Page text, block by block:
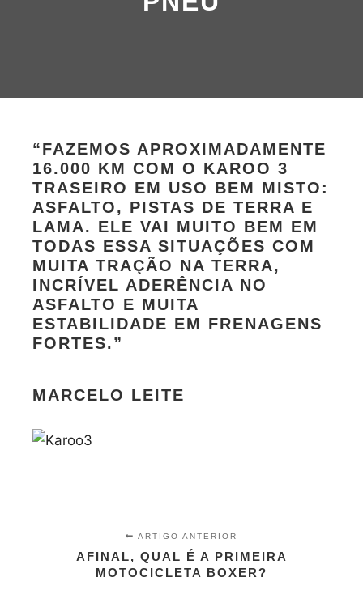
“FAZEMOS APROXIMADAMENTE
16.000 KM COM O KAROO 3
TRASEIRO EM USO BEM MISTO:
ASFALTO, PISTAS DE TERRA E
LAMA. ELE VAI MUITO BEM EM
TODAS ESSA SITUAÇÕES COM
MUITA TRAÇÃO NA TERRA,
INCRÍVEL ADERÊNCIA NO
ASFALTO E MUITA
ESTABILIDADE EM FRENAGENS
FORTES.”
MARCELO LEITE
ARTIGO ANTERIOR
AFINAL, QUAL É A PRIMEIRA
MOTOCICLETA BOXER?